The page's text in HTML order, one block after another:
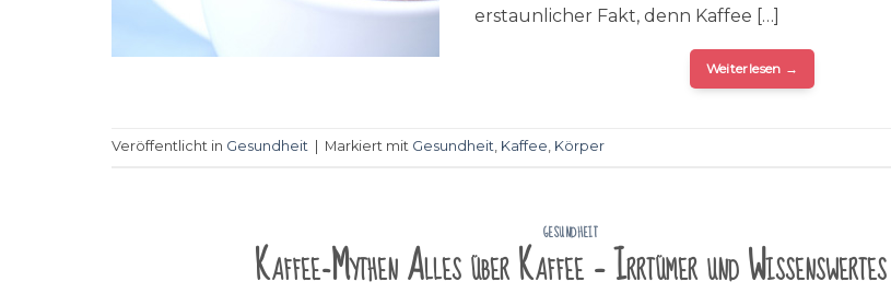
erstaunlicher Fakt, denn Kaffee […]
Weiterlesen →
Veröffentlicht in Gesundheit Markiert mit Gesundheit, Kaffee, Körper
GESUNDHEIT
Kaffee-Mythen Alles über Kaffee – Irrtümer und Wissenswertes